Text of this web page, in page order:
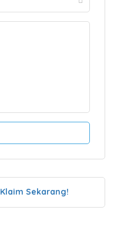
Klaim Sekarang!